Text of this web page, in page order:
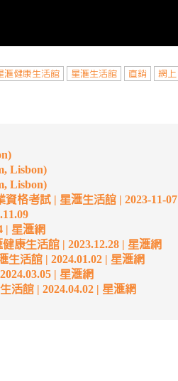
滙健康生活館 星滙生活館 直銷
網上
Lisbon)
Lisbon)
格考試 | 星滙生活館 | 2023-11-07
| 星滙網
康生活館 | 2023.12.28 | 星滙網
活館 | 2024.01.02 | 星滙網
| 星滙網
活館 | 2024.04.02 | 星滙網